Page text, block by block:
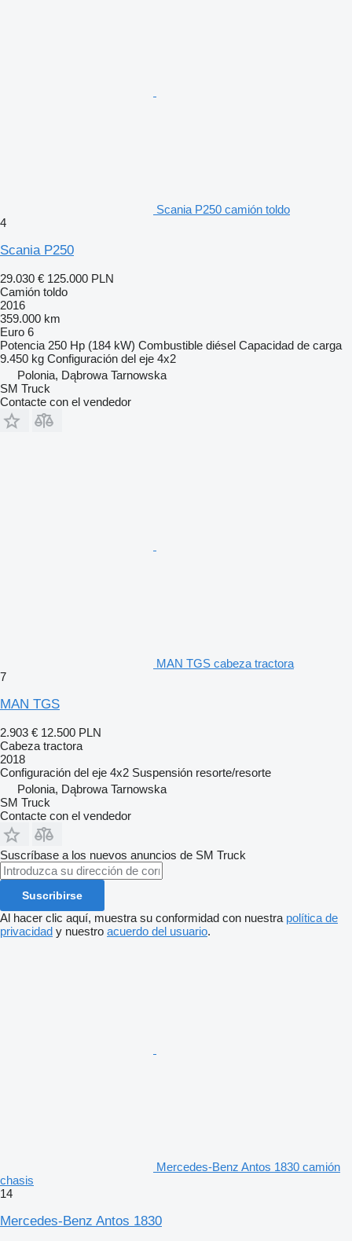
Scania P250 camión toldo
4
Scania P250
29.030 € 125.000 PLN
Camión toldo
2016
359.000 km
Euro 6
Potencia 250 Hp (184 kW) Combustible diésel Capacidad de carga
9.450 kg Configuración del eje 4x2
Polonia, Dąbrowa Tarnowska
SM Truck
Contacte con el vendedor
MAN TGS cabeza tractora
7
MAN TGS
2.903 € 12.500 PLN
Cabeza tractora
2018
Configuración del eje 4x2 Suspensión resorte/resorte
Polonia, Dąbrowa Tarnowska
SM Truck
Contacte con el vendedor
Suscríbase a los nuevos anuncios de SM Truck
Suscribirse
Al hacer clic aquí, muestra su conformidad con nuestra política de
privacidad y nuestro acuerdo del usuario.
Mercedes-Benz Antos 1830 camión
chasis
14
Mercedes-Benz Antos 1830